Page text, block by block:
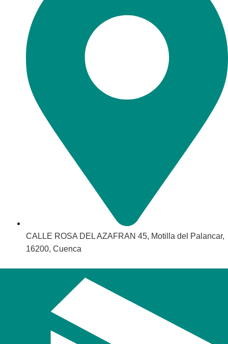
CALLE ROSA DEL AZAFRAN 45, Motilla del Palancar,
16200, Cuenca